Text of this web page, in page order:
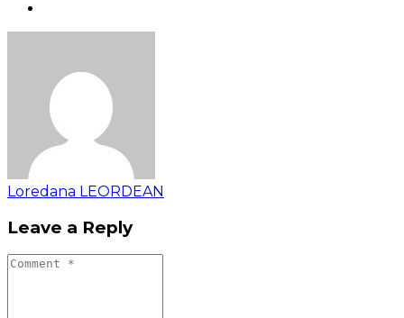
Loredana LEORDEAN
Leave a Reply